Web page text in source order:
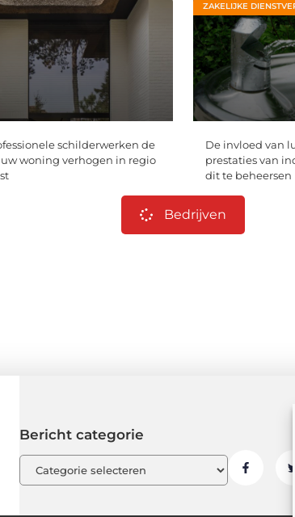
schilderwerken de
woning verhogen in regio
ZAKELIJKE
De invloed van
prestaties van
dit te beheersen
Bedrijven
Bericht categorie